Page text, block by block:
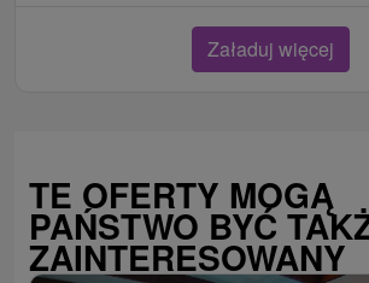
Załaduj więcej
TE OFERTY MOGĄ
PAŃSTWO BYĆ
ZAINTERESOWANY